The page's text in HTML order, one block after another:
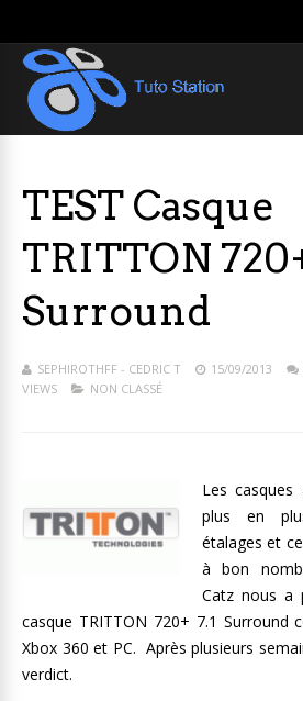
TEST Casque
TRITTON
Surround
SEPHIROTHFF - CEDRIC T 15/09/2013
VIEWS
NON CLASSÉ
Les
plus en
étalages et
à bon
Catz nous a
casque TRITTON 720+ 7.1 Surround
Xbox 360 et PC. Après plusieurs
verdict.